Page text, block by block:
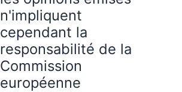
n'impliquent
cependant la
responsabilité de la
Commission
européenne